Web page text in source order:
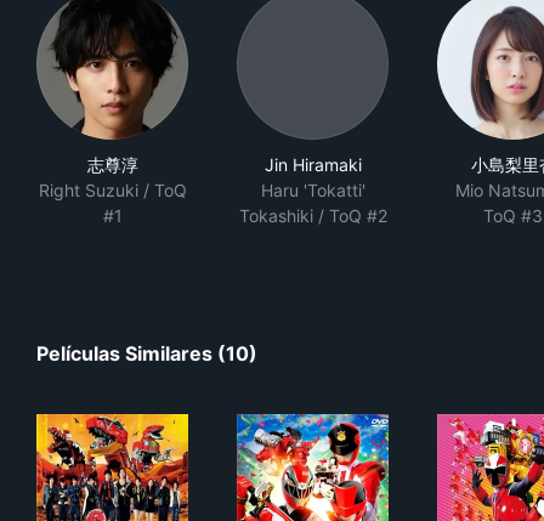
志尊淳
Right Suzuki / ToQ
#1
Jin Hiramaki
Haru 'Tokatti'
Tokashiki / ToQ #2
小島梨里
Mio
ToQ #3
Películas Similares (10)